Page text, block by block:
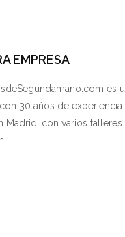
EMPRESA
es
30 años de experiencia
Madrid, con varios talleres